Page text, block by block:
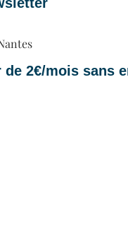
2€/mois sans